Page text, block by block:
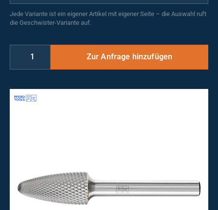
Jede Variante ist ein eigener Artikel mit eigener Seite – die Auswahl ruft
die Geschwister-Variante auf.